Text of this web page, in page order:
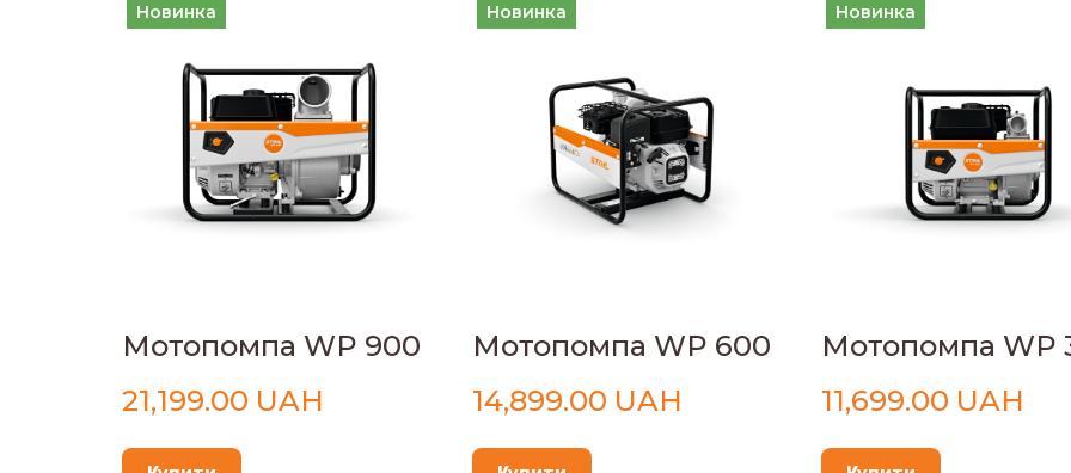
Новинка
Мотопомпа WP 900
21,199.00 UAH
Новинка
Мотопомпа WP 600
14,899.00 UAH
Новинка
Мотопомпа WP
11,699.00 UAH